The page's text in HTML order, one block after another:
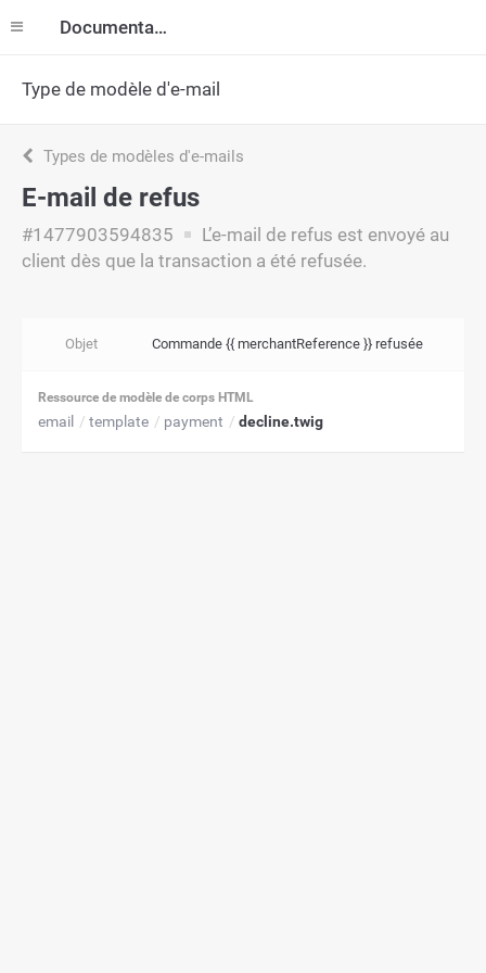
Documentation
Type de modèle d'e-mail
Types de modèles d'e-mails
E-mail de refus
#1477903594835
L’e-mail de refus est envoyé au
client dès que la transaction a été refusée.
Objet Commande {{ merchantReference }} refusée
Ressource de modèle de corps HTML
email template payment decline.twig